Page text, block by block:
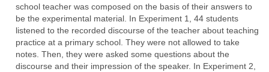
school teacher was composed on the basis of their answers to
be the experimental material. In Experiment 1, 44 students
listened to the recorded discourse of the teacher about teaching
practice at a primary school. They were not allowed to take
notes. Then, they were asked some questions about the
discourse and their impression of the speaker. In Experiment 2,